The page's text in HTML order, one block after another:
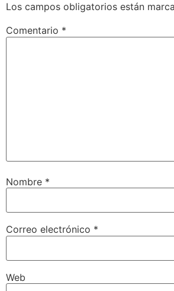
Los campos obligatorios están
Comentario *
Nombre *
Correo electrónico *
Web